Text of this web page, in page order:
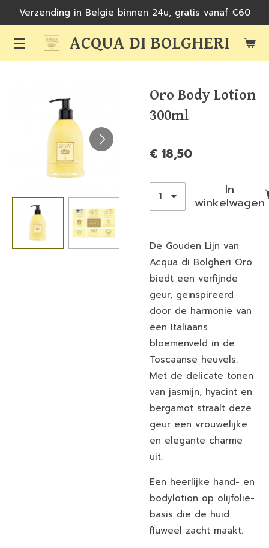
naar
de
ACQUA DI BOLGHERI
Verzending in België binnen 24u, gratis vanaf €60
Oro Body Lotion
300ml
€ 18,50
In
winkelwagen
De Gouden Lijn van
Acqua di Bolgheri Oro
biedt een verfijnde
geur, geïnspireerd
door de harmonie van
een Italiaans
bloemenveld in de
Toscaanse heuvels.
Met de delicate tonen
van jasmijn, hyacint en
bergamot straalt deze
geur een vrouwelijke
en elegante charme
uit.
Een heerlijke hand- en
bodylotion op olijfolie-
basis die de huid
fluweel zacht maakt.